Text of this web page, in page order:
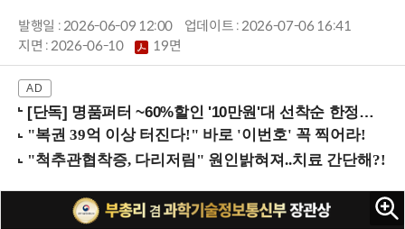
발행일 : 2026-06-09 12:00
업데이트 : 2026-07-06 16:41
지면 :2026-06-10 19면
[단독] 명품퍼터 ~60%할인 '10만원'대 선착순 한정판매!